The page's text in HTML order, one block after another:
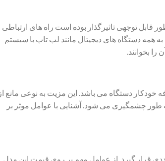
مهم و قابل توجه که بر روی قیمت شارپ ۳۱۰۰ به طور قابل توجهی تاثیرگذار بوده است راه های ارتباطی
همه دستگاه های دیجیتال مانند لپ تاپ با سیستم
دستگاه می باشد. این مزیت به نوعی مانع از
طور چشمگیری می شود. آشنایی با عوامل موثر بر
تحت تاثیر عوامل متعددی قرار گیرد. از عوامل مهم بر روی قیمت این مدل